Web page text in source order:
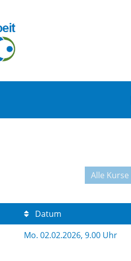
Alle Kurse
Datum
Mo. 02.02.2026, 9.00 Uhr